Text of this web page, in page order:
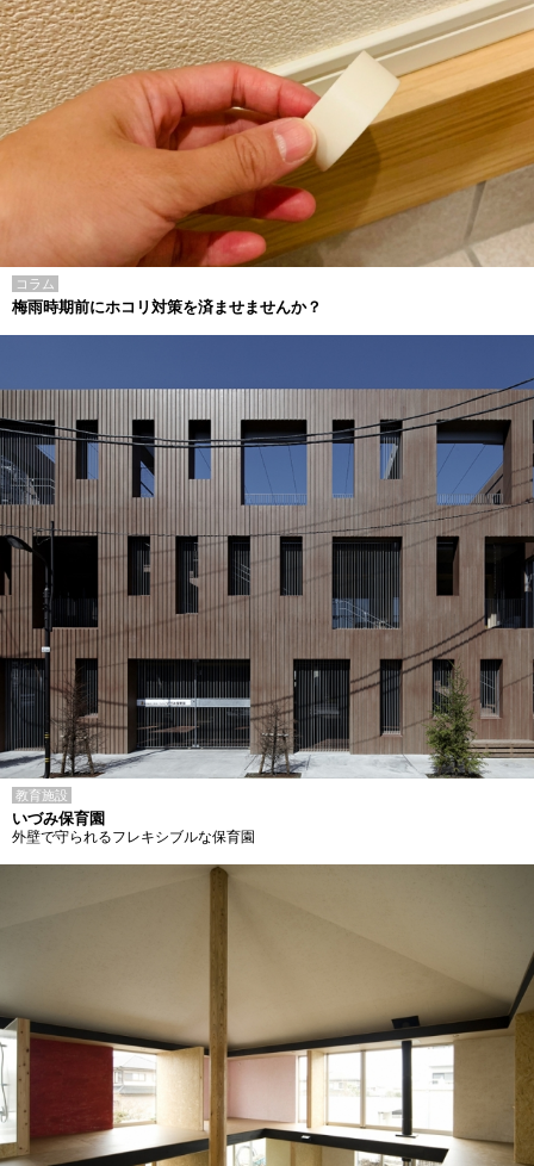
コラム
梅雨時期前にホコリ対策を済ませませんか？
教育施設
いづみ保育園
外壁で守られるフレキシブルな保育園